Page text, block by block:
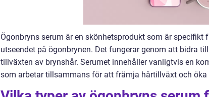
Ögonbryns serum är en skönhetsprodukt som är
utseendet på ögonbrynen. Det fungerar genom att bidra
tillväxten av brynshår. Serumet innehåller vanligtvis en
som arbetar tillsammans för att främja hårtillväxt och